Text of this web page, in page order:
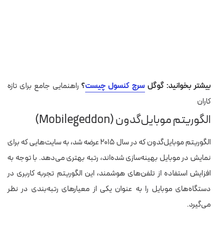
بیشتر بخوانید: گوگل سرچ کنسول چیست؟ راهنمایی جامع برای تازه
کاران
الگوریتم موبایل‌گدون (Mobilegeddon)
الگوریتم موبایل‌گدون که در سال ۲۰۱۵ عرضه شد، به سایت‌هایی که برای
نمایش در موبایل بهینه‌سازی شده‌اند، رتبه بهتری می‌دهد. با توجه به
افزایش استفاده از تلفن‌های هوشمند، این الگوریتم تجربه کاربری در
دستگاه‌های موبایل را به عنوان یکی از معیارهای رتبه‌بندی در نظر
می‌گیرد.